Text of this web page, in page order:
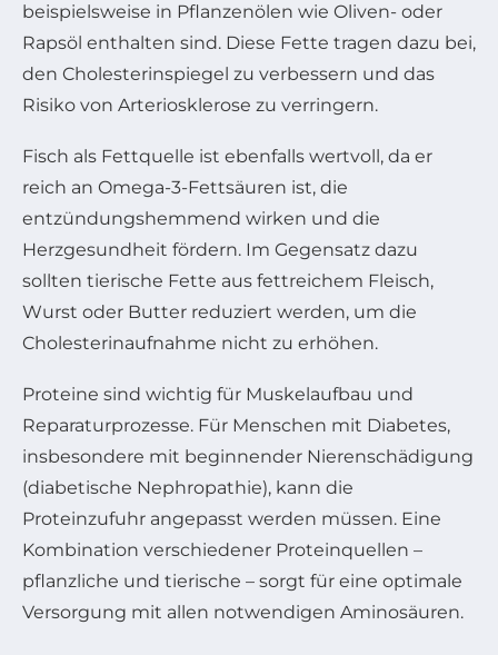
beispielsweise in Pflanzenölen wie Oliven- oder
Rapsöl enthalten sind. Diese Fette tragen dazu bei,
den Cholesterinspiegel zu verbessern und das
Risiko von Arteriosklerose zu verringern.
Fisch als Fettquelle ist ebenfalls wertvoll, da er
reich an Omega-3-Fettsäuren ist, die
entzündungshemmend wirken und die
Herzgesundheit fördern. Im Gegensatz dazu
sollten tierische Fette aus fettreichem Fleisch,
Wurst oder Butter reduziert werden, um die
Cholesterinaufnahme nicht zu erhöhen.
Proteine sind wichtig für Muskelaufbau und
Reparaturprozesse. Für Menschen mit Diabetes,
insbesondere mit beginnender Nierenschädigung
(diabetische Nephropathie), kann die
Proteinzufuhr angepasst werden müssen. Eine
Kombination verschiedener Proteinquellen –
pflanzliche und tierische – sorgt für eine optimale
Versorgung mit allen notwendigen Aminosäuren.